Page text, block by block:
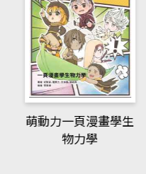
萌動力一頁漫畫學生
物力學